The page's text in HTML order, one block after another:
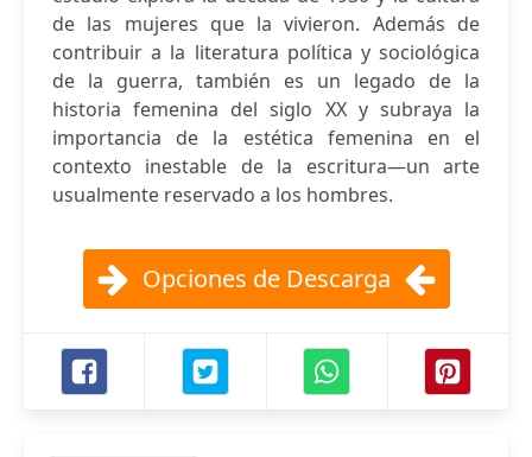
de las mujeres que la vivieron. Además de
contribuir a la literatura política y sociológica
de la guerra, también es un legado de la
historia femenina del siglo XX y subraya la
importancia de la estética femenina en el
contexto inestable de la escritura—un arte
usualmente reservado a los hombres.
Opciones de Descarga